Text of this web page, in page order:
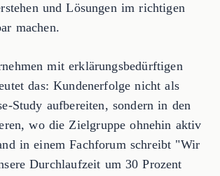
und Lösungen im richtigen
machen.
mit erklärungsbedürftigen
das: Kundenerfolge nicht als
Study aufbereiten, sondern in den
wo die Zielgruppe ohnehin aktiv
in einem Fachforum schreibt "Wir
Durchlaufzeit um 30 Prozent